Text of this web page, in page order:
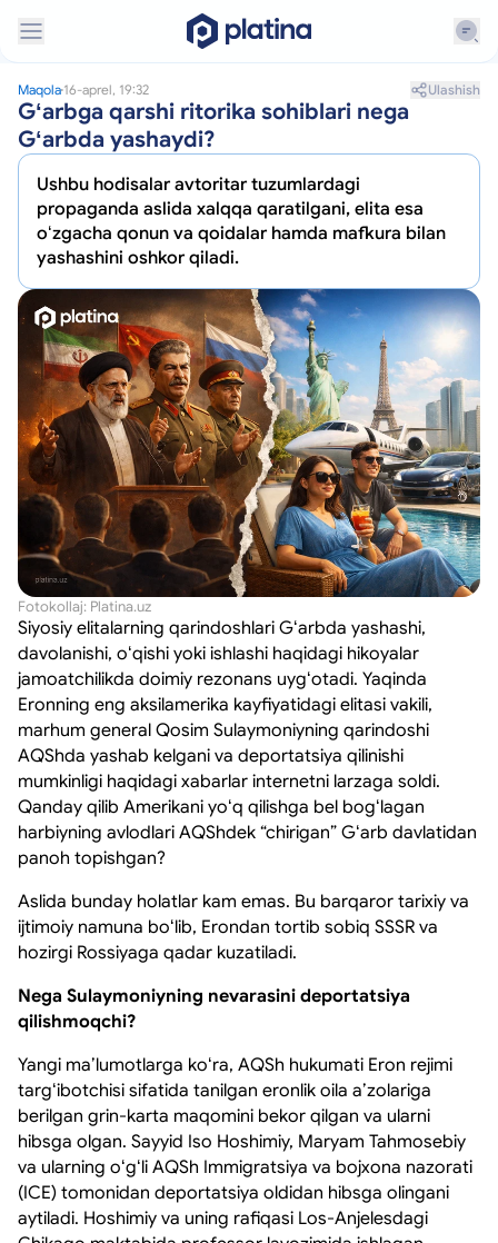
Maqola 16-aprel, 19:32 Ulashish
Gʻarbga qarshi ritorika sohiblari nega
Gʻarbda yashaydi?
Ushbu hodisalar avtoritar tuzumlardagi
propaganda aslida xalqqa qaratilgani, elita esa
oʻzgacha qonun va qoidalar hamda mafkura bilan
yashashini oshkor qiladi.
Fotokollaj: Platina.uz
Siyosiy elitalarning qarindoshlari Gʻarbda yashashi,
davolanishi, oʻqishi yoki ishlashi haqidagi hikoyalar
jamoatchilikda doimiy rezonans uygʻotadi. Yaqinda
Eronning eng aksilamerika kayfiyatidagi elitasi vakili,
marhum general Qosim Sulaymoniyning qarindoshi
AQShda yashab kelgani va deportatsiya qilinishi
mumkinligi haqidagi xabarlar internetni larzaga soldi.
Qanday qilib Amerikani yoʻq qilishga bel bogʻlagan
harbiyning avlodlari AQShdek “chirigan” Gʻarb davlatidan
panoh topishgan?
Aslida bunday holatlar kam emas. Bu barqaror tarixiy va
ijtimoiy namuna boʻlib, Erondan tortib sobiq SSSR va
hozirgi Rossiyaga qadar kuzatiladi.
Nega Sulaymoniyning nevarasini deportatsiya
qilishmoqchi?
Yangi maʼlumotlarga koʻra, AQSh hukumati Eron rejimi
targʻibotchisi sifatida tanilgan eronlik oila aʼzolariga
berilgan grin-karta maqomini bekor qilgan va ularni
hibsga olgan. Sayyid Iso Hoshimiy, Maryam Tahmosebiy
va ularning oʻgʻli AQSh Immigratsiya va bojxona nazorati
(ICE) tomonidan deportatsiya oldidan hibsga olingani
aytiladi. Hoshimiy va uning rafiqasi Los-Anjelesdagi